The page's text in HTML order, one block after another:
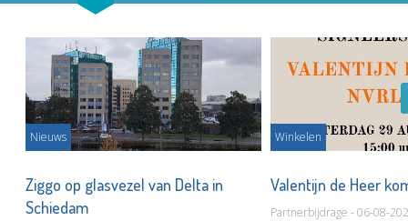
Nieuws
Ziggo op glasvezel van Delta in
Schiedam
Winkelen
Valentijn de Heer
Partnerbijdrage - 06-08-